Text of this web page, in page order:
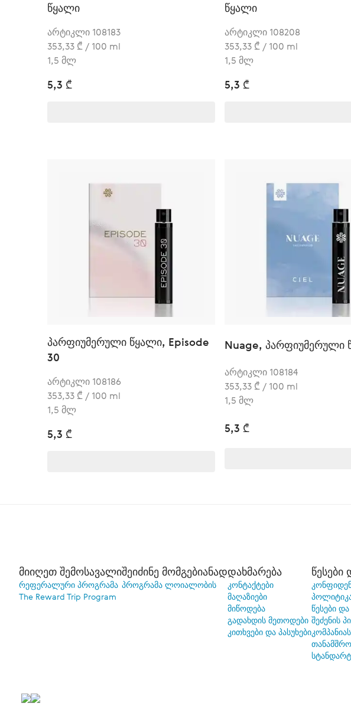
წყალი
არტიკლი 108183
353,33 ₾ / 100 ml
1,5 მლ
5,3 ₾
წყალი
არტიკლი 108208
353,33 ₾ / 100 ml
1,5 მლ
5,3 ₾
პარფიუმერული წყალი, Episode
30
არტიკლი 108186
353,33 ₾ / 100 ml
1,5 მლ
5,3 ₾
Nuage, პარფიუმერული
არტიკლი 108184
353,33 ₾ / 100 ml
1,5 მლ
5,3 ₾
მიიღეთ შემოსავალი
რეფერალური პროგრამა
The Reward Trip Program
შეიძინე მომგებიანად
პროგრამა ლოიალობის
დახმარება
კონტაქტები
მაღაზიები
მიწოდება
გადახდის მეთოდები
კითხვები და პასუხები
წესები
წესები
შეძენის